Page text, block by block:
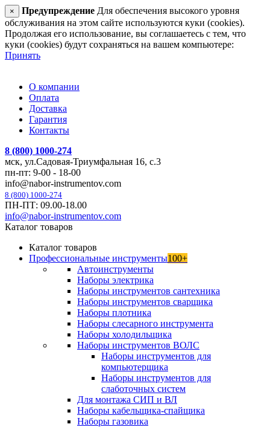
× Предупреждение Для обеспечения высокого уровня
обслуживания на этом сайте используются куки (cookies).
Продолжая его использование, вы соглашаетесь с тем, что
куки (cookies) будут сохраняться на вашем компьютере:
Принять
О компании
Оплата
Доставка
Гарантия
Контакты
8 (800) 1000-274
мск, ул.Садовая-Триумфальная 16, с.3
пн-пт: 9-00 - 18-00
info@nabor-instrumentov.com
8 (800) 1000-274
ПН-ПТ: 09.00-18.00
info@nabor-instrumentov.com
Каталог товаров
Каталог товаров
Профессиональные инструменты100+
Автоинструменты
Наборы электрика
Наборы инструментов сантехника
Наборы инструментов сварщика
Наборы плотника
Наборы слесарного инструмента
Наборы холодильщика
Наборы инструментов ВОЛС
Наборы инструментов для
компьютерщика
Наборы инструментов для
слаботочных систем
Для монтажа СИП и ВЛ
Наборы кабельщика-спайщика
Наборы газовика